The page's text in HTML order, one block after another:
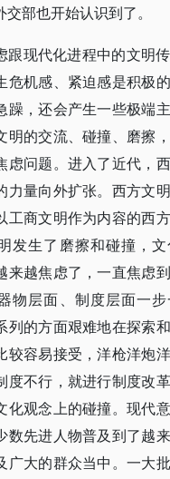
部也开始认识到了。
跟现代化进程中的文明
危机感、紧迫感是积极
躁，还会产生一些极端
明的交流、碰撞、磨擦
虑问题。进入了近代，
力量向外扩张。西方文
工商文明作为内容的西
发生了磨擦和碰撞，
来越焦虑了，一直焦虑
物层面、制度层面一
列的方面艰难地在探索
较容易接受，洋枪洋炮洋
度不行，就进行制度改
化观念上的碰撞。现代
数先进人物普及到了越
广大的群众当中。一大